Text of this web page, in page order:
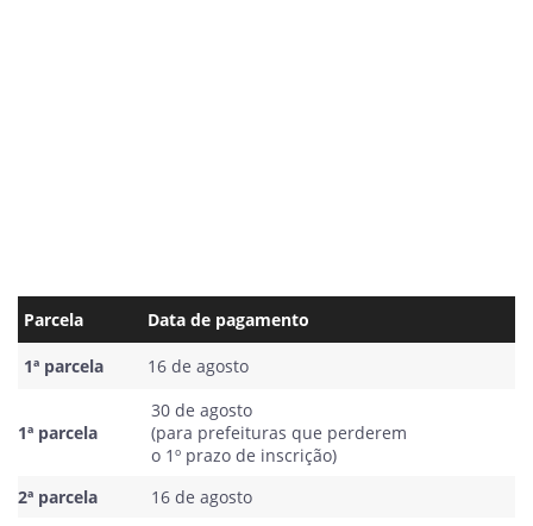
Parcela Data de pagamento
1ª parcela 16 de agosto
1ª parcela
30 de agosto
(para prefeituras que perderem
o 1º prazo de inscrição)
2ª parcela
16 de agosto